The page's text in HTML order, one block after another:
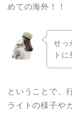
めての海外！！
せっ
ト
ということで、
ライトの様子や